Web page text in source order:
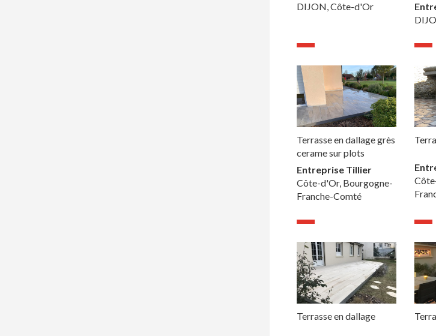
DIJON, Côte-d'Or
Terrasse en dallage grès
cerame sur plots
Entreprise Tillier
Côte-d'Or, Bourgogne-
Franche-Comté
Terrasse en dallage